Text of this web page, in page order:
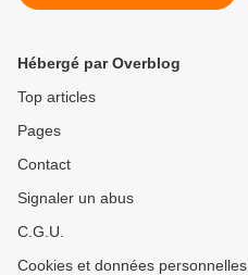
Hébergé par Overblog
Top articles
Pages
Contact
Signaler un abus
C.G.U.
Cookies et données personnelles